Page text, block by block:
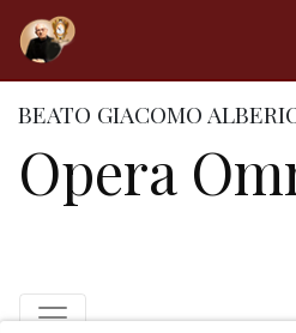
BEATO GIACOMO
Opera